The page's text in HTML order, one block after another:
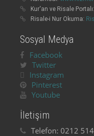
Kur'an ve Risale Portalı:
Risale-i Nur Okuma:
Sosyal Medya
Facebook
Twitter
Instagram
Pinterest
Youtube
İletişim
Telefon: 0212